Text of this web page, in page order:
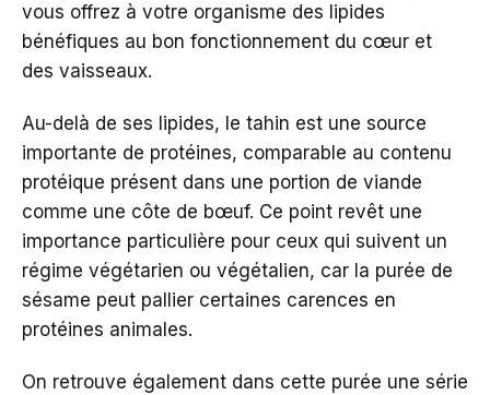
vous offrez à votre organisme des lipides
bénéfiques au bon fonctionnement du cœur et
des vaisseaux.
Au-delà de ses lipides, le tahin est une source
importante de protéines, comparable au contenu
protéique présent dans une portion de viande
comme une côte de bœuf. Ce point revêt une
importance particulière pour ceux qui suivent un
régime végétarien ou végétalien, car la purée de
sésame peut pallier certaines carences en
protéines animales.
On retrouve également dans cette purée une série